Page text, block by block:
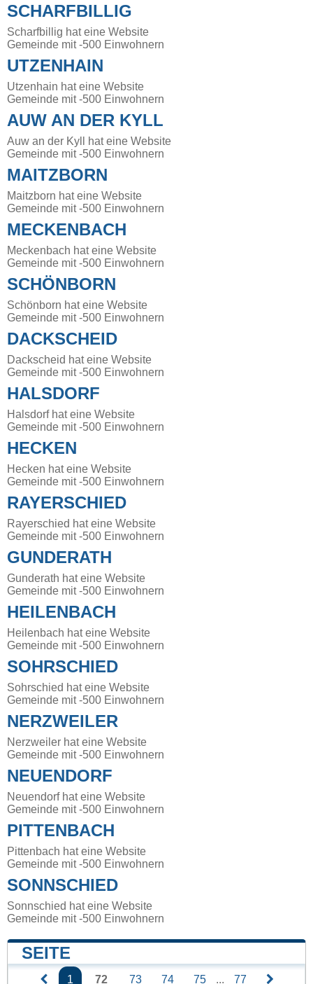
SCHARFBILLIG
Scharfbillig hat eine Website
Gemeinde mit -500 Einwohnern
UTZENHAIN
Utzenhain hat eine Website
Gemeinde mit -500 Einwohnern
AUW AN DER KYLL
Auw an der Kyll hat eine Website
Gemeinde mit -500 Einwohnern
MAITZBORN
Maitzborn hat eine Website
Gemeinde mit -500 Einwohnern
MECKENBACH
Meckenbach hat eine Website
Gemeinde mit -500 Einwohnern
SCHÖNBORN
Schönborn hat eine Website
Gemeinde mit -500 Einwohnern
DACKSCHEID
Dackscheid hat eine Website
Gemeinde mit -500 Einwohnern
HALSDORF
Halsdorf hat eine Website
Gemeinde mit -500 Einwohnern
HECKEN
Hecken hat eine Website
Gemeinde mit -500 Einwohnern
RAYERSCHIED
Rayerschied hat eine Website
Gemeinde mit -500 Einwohnern
GUNDERATH
Gunderath hat eine Website
Gemeinde mit -500 Einwohnern
HEILENBACH
Heilenbach hat eine Website
Gemeinde mit -500 Einwohnern
SOHRSCHIED
Sohrschied hat eine Website
Gemeinde mit -500 Einwohnern
NERZWEILER
Nerzweiler hat eine Website
Gemeinde mit -500 Einwohnern
NEUENDORF
Neuendorf hat eine Website
Gemeinde mit -500 Einwohnern
PITTENBACH
Pittenbach hat eine Website
Gemeinde mit -500 Einwohnern
SONNSCHIED
Sonnschied hat eine Website
Gemeinde mit -500 Einwohnern
SEITE
1 72 73 74 75 ... 77